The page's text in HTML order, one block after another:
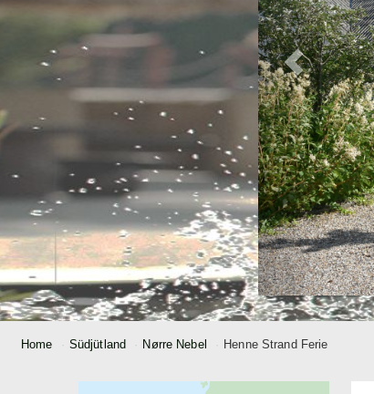
Home Südjütland Nørre Nebel Henne Strand Ferie